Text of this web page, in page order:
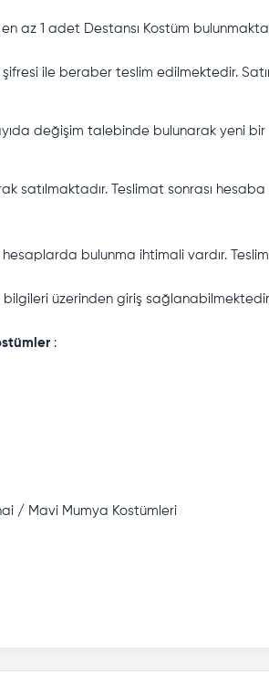
az 1 adet Destansı Kostüm
ile beraber teslim edilmektedir.
değişim talebinde bulunarak yeni
satılmaktadır. Teslimat sonrası hesaba
hesaplarda bulunma ihtimali vardır.
üzerinden giriş
:
/ Mavi Mumya Kostümleri